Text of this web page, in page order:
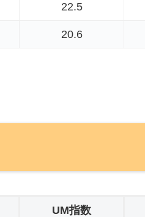
22.5
20.6
UM指数